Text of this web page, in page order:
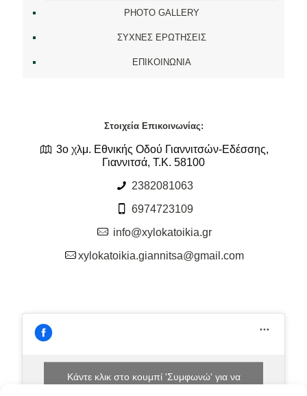
PHOTO GALLERY
ΣΥΧΝΕΣ ΕΡΩΤΗΣΕΙΣ
ΕΠΙΚΟΙΝΩΝΙΑ
Στοιχεία Επικοινωνίας:
3ο χλμ. Εθνικής Οδού Γιαννιτσών-Εδέσσης,
Γιαννιτσά, Τ.Κ. 58100
2382081063
6974723109
info@xylokatoikia.gr
xylokatoikia.giannitsa@gmail.com
Κάντε κλικ στο κουμπί 'Συμφωνώ' για να